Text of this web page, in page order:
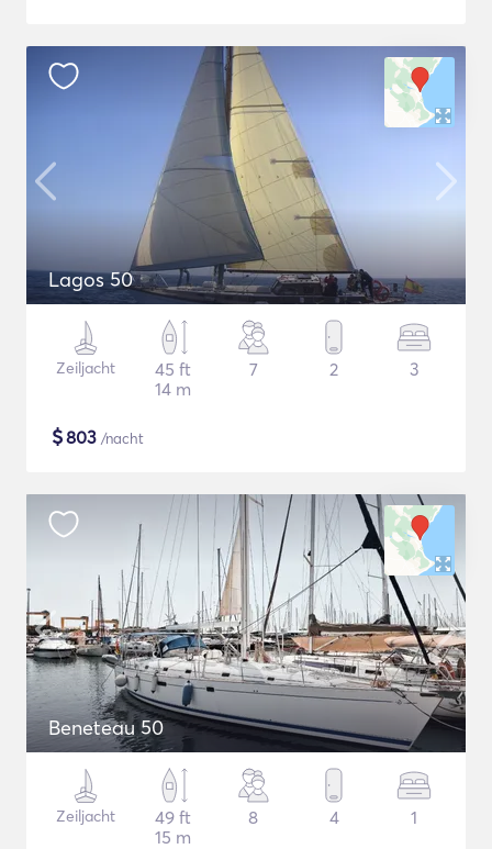
Lagos 50
Zeiljacht
45 ft
14 m
7 2 3
$803 /nacht
Beneteau 50
Zeiljacht
49 ft
15 m
8 4 1